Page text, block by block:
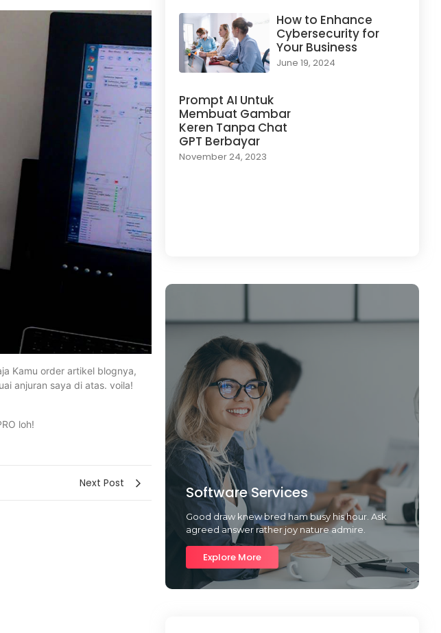
Kamu order artikel blognya,
anjuran saya di atas. voila!
loh!
Next Post
How to Enhance
Cybersecurity for
Your Business
June 19, 2024
Prompt AI Untuk
Membuat Gambar
Keren Tanpa Chat
GPT Berbayar
November 24, 2023
Software Services
Good draw knew bred ham busy his hour. Ask
agreed answer rather joy nature admire.
Explore More